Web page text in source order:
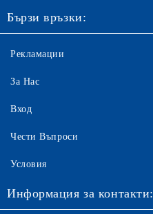
Бързи връзки:
Рекламации
За Нас
Вход
Чести Въпроси
Условия
Информация за контакти: